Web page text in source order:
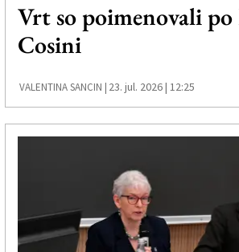
Vrt so poimenovali
Cosini
VALENTINA SANCIN | 23. jul. 2026 | 12:25